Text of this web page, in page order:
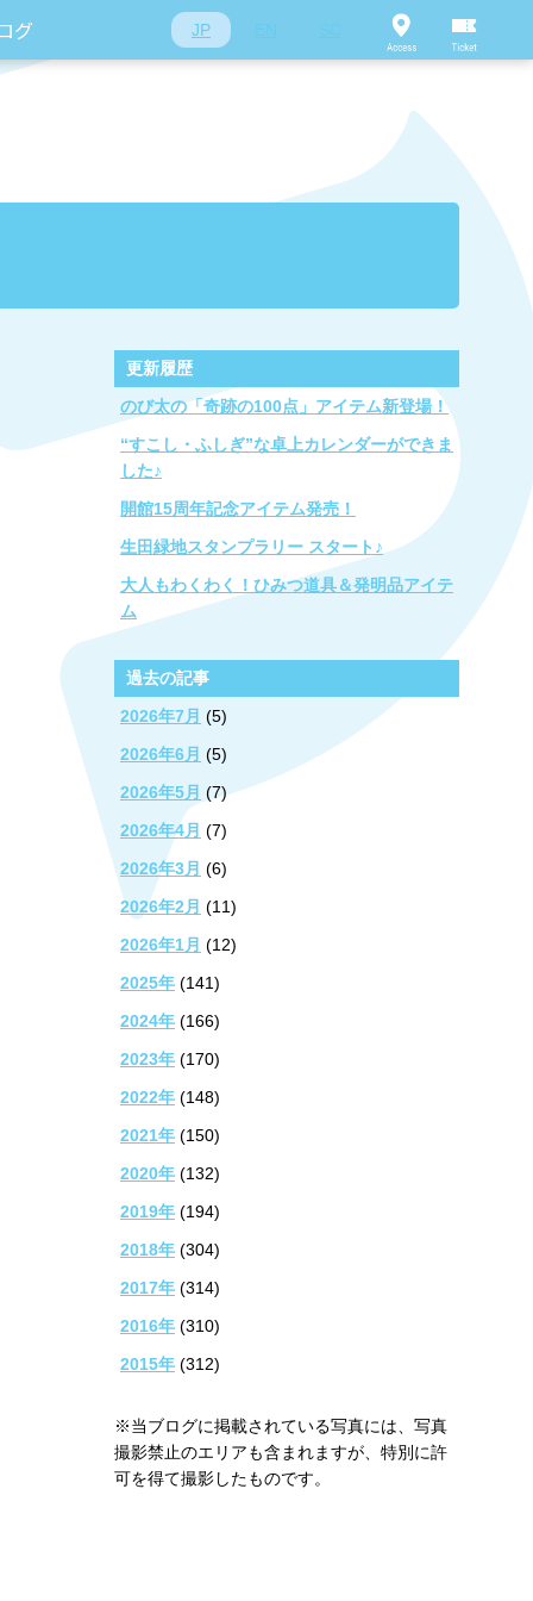
グ JP
更新履歴
のび太の「奇跡の100点」アイテム新登場！
“すこし・ふしぎ”な卓上カレンダーができま
した♪
開館15周年記念アイテム発売！
生田緑地スタンプラリー スタート♪
大人もわくわく！ひみつ道具＆発明品アイテ
ム
過去の記事
2026年7月 (5)
2026年6月 (5)
2026年5月 (7)
2026年4月 (7)
2026年3月 (6)
2026年2月 (11)
2026年1月 (12)
2025年 (141)
2024年 (166)
2023年 (170)
2022年 (148)
2021年 (150)
2020年 (132)
2019年 (194)
2018年 (304)
2017年 (314)
2016年 (310)
2015年 (312)
※当ブログに掲載されている写真には、写真
撮影禁止のエリアも含まれますが、特別に許
可を得て撮影したものです。